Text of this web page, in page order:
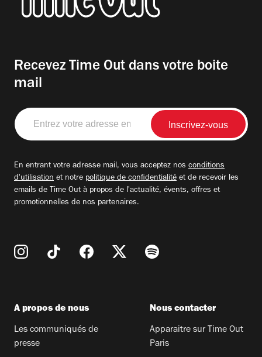
Recevez Time Out dans votre boite
mail
Entrez
votre
adresse
En entrant votre adresse mail, vous acceptez nos conditions
d'utilisation et notre politique de confidentialité et de recevoir les
emails de Time Out à propos de l'actualité, évents, offres et
promotionnelles de nos partenaires.
A propos de nous
Les communiqués de
presse
Nous contacter
Apparaitre sur Time Out
Paris